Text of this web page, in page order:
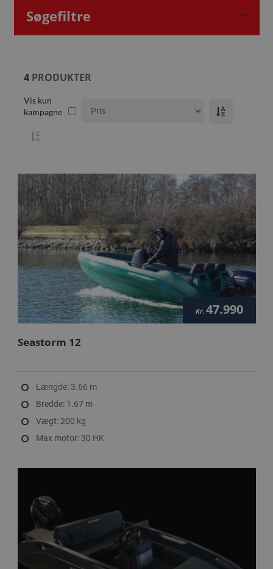
Søgefiltre
4PRODUKTER
Vis kun
kampagne
Kr. 47.990
Seastorm 12
Længde: 3.66 m
Bredde: 1.67 m
Vægt: 200 kg
Max motor: 30 HK